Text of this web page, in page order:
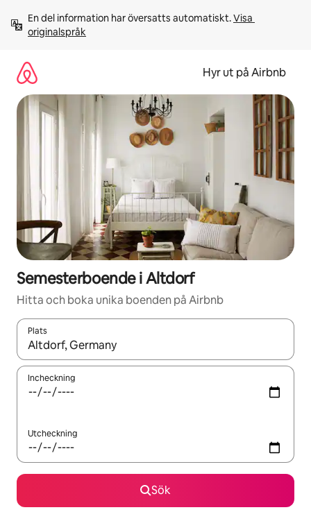
innehåll
En del information har översatts automatiskt. Visa
originalspråk
Hyr ut på Airbnb
Semesterboende i Altdorf
Hitta och boka unika boenden på Airbnb
Plats
När resultaten är tillgängliga kan du navigera med upp- och
Incheckning
Utcheckning
Sök